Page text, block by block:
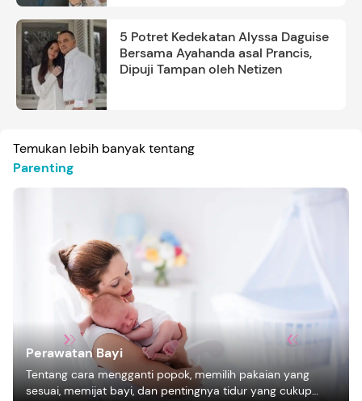
5 Potret Kedekatan Alyssa Daguise
Bersama Ayahanda asal Prancis,
Dipuji Tampan oleh Netizen
Temukan lebih banyak tentang
Parenting
Perawatan Bayi
Tentang cara mengganti popok, memilih pakaian yang
sesuai, memijat bayi, dan pentingnya tidur yang cukup